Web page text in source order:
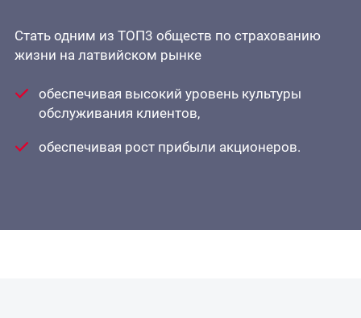
Стать одним из ТОП3 обществ по страхованию
жизни на латвийском рынке
обеспечивая высокий уровень культуры
обслуживания клиентов,
обеспечивая рост прибыли акционеров.